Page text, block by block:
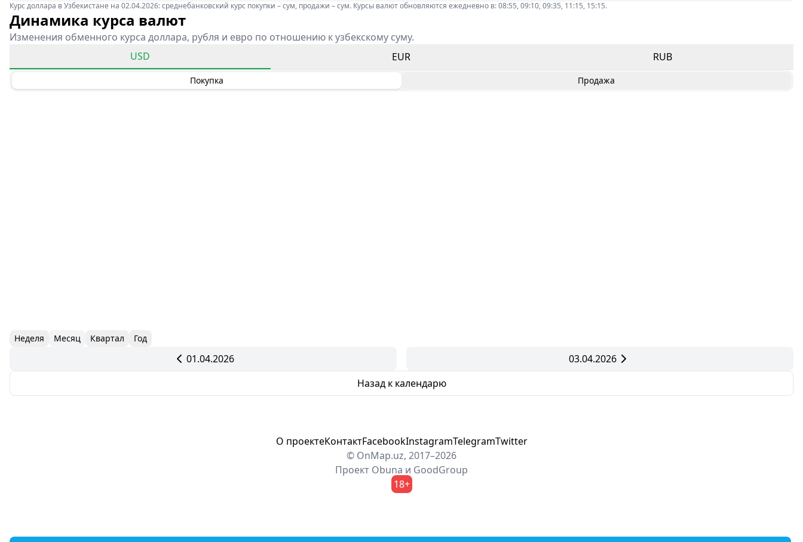
Курс доллара в Узбекистане на 02.04.2026: среднебанковский курс покупки – сум, продажи – сум. Курсы валют обновляются ежедневно в: 08:55, 09:10, 09:35, 11:15, 15:15.
Динамика курса валют
Изменения обменного курса доллара, рубля и евро по отношению к узбекскому суму.
USD
EUR RUB
Покупка Продажа
Неделя Месяц Квартал Год
01.04.2026
03.04.2026
Назад к календарю
О проектеКонтактFacebookInstagramTelegramTwitter
© OnMap.uz, 2017–2026
Проект Obuna и GoodGroup
18+